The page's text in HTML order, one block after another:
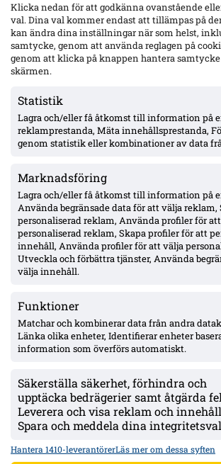
Klicka nedan för att godkänna ovanstående
val. Dina val kommer endast att tillämpas på
kan ändra dina inställningar när som helst,
samtycke, genom att använda reglagen på
genom att klicka på knappen hantera
skärmen.
Statistik
Lagra och/eller få åtkomst till information på
reklamprestanda, Mäta innehållsprestanda,
genom statistik eller kombinationer av data
Marknadsföring
Lagra och/eller få åtkomst till information på
Använda begränsade data för att välja reklam,
personaliserad reklam, Använda profiler för
personaliserad reklam, Skapa profiler för att
innehåll, Använda profiler för att välja
Utveckla och förbättra tjänster, Använda
välja innehåll.
Funktioner
Matchar och kombinerar data från andra
Länka olika enheter, Identifierar enheter
information som överförs automatiskt.
Säkerställa säkerhet, förhindra och
upptäcka bedrägerier samt åtgärda
Leverera och visa reklam och
Spara och meddela dina
Hantera 1410-leverantörerLäs mer om dessa syften
Mjällby – inhopp i 84:e minuten
17-årige Theodor Lundbergh har spelat
VSK: Jonathan Rings rehab har stannat
Lushaku osäker, Nsabiyumva igång
MFF:s vänsterback: Johan Karlsson
John skadad, Busanello och Kurtulus
Pålsson in bredvid Djurić, 17-årige
Julius Beck öppen för Elfsborg-köp –
option, Sturm Graz-kontrakt till 2029
ÖVERSIKT
Nyheter & Reportage
Spelarbetyg
KONTAKT
kontakt@bollsvenskan.se
redaktionen@bollsvenskan.se
jobb@bollsvenskan.se
ÖVRIGT